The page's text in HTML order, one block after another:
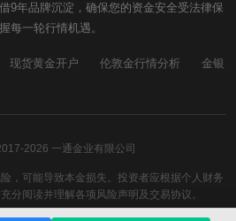
9年品牌沉淀，确保您的资金安全受法律保
每一轮行情机遇。
现货黄金开户 伦敦金行情分析
金银
2026 一通金业有限公司
，可能导致本金损失。投资者应根据个人财务
分阅读并理解各项风险声明及交易协议。